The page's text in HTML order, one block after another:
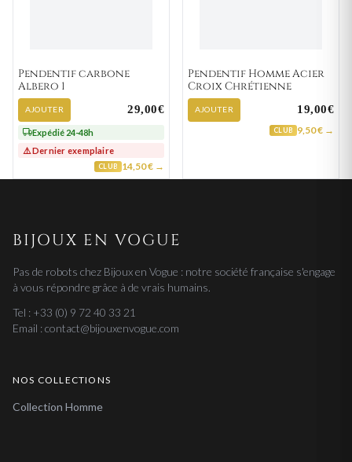
Pendentif carbone
Albero 1
AJOUTER 29,00€
Expédié 24-48h
⚠️ Dernier exemplaire
CLUB 14,50 € →
Pendentif Homme Acier
Croix Chrétienne
AJOUTER 19,00€
CLUB 9,50 € →
BIJOUX EN VOGUE
Pas de robots chez Bijoux en Vogue : notre société française s'engage
à vous répondre grâce à de vrais humains.
Tel : +33 (0) 9 72 40 33 21
Email : contact@bijouxenvogue.com
NOS COLLECTIONS
Collection Homme